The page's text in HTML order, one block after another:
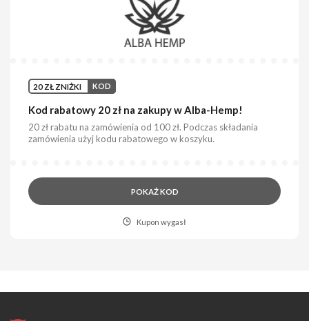
20 ZŁ ZNIŻKI KOD
Kod rabatowy 20 zł na zakupy w Alba-Hemp!
20 zł rabatu na zamówienia od 100 zł. Podczas składania
zamówienia użyj kodu rabatowego w koszyku.
POKAŻ KOD
Kupon wygasł